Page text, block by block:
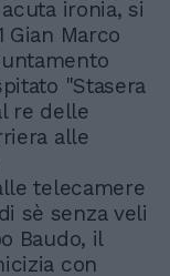
ironia, si
Gian Marco
"Stasera
re delle
alle
telecamere
sè senza veli
Baudo, il
con